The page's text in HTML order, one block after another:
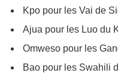
Kpo pour les Vai de
Ajua pour les Luo du
Omweso pour les
Bao pour les Swahili